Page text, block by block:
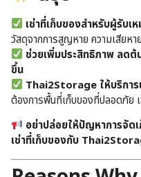
เช่าที่เก็บของสำหรับผู้รับเ
วัสดุจากการสูญหาย ความเสียหา
ช่วยเพิ่มประสิทธิภาพ ลดต้
ขึ้น
Thai2Storage ให้บริการ
ต้องการพื้นที่เก็บของที่ปลอดภัย
อย่าปล่อยให้ปัญหาการจัด
เช่าที่เก็บของกับ